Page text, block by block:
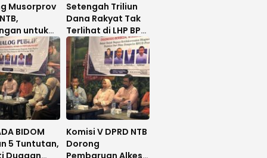
Musorprov
untuk
Setengah Triliun
Dana Rakyat Tak
Terlihat di LHP BPK,
Legislator PDIP
DPRD NTB Tuntut
Audit Investigatif
BIDOM
5 Tuntutan,
Dugaan
Komisi V DPRD NTB
Dorong
Pembaruan Alkes